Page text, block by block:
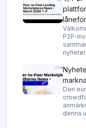
P2P-
Den
denna